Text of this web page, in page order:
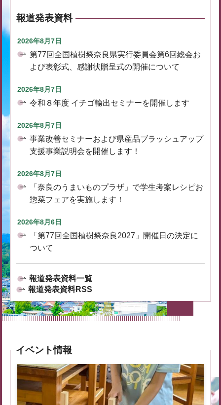
報道発表資料
2026年8月7日
第77回全国植樹祭奈良県実行委員会第6回総会お
よび表彰式、感謝状贈呈式の開催について
2026年8月7日
令和８年度 イチゴ輸出セミナーを開催します
2026年8月7日
事業改善セミナーおよび県産品ブラッシュアップ
支援事業説明会を開催します！
2026年8月7日
「奈良のうまいものプラザ」で学生考案レシピお
惣菜フェアを実施します！
2026年8月6日
「第77回全国植樹祭奈良2027」開催日の決定に
ついて
報道発表資料一覧
報道発表資料RSS
イベント情報